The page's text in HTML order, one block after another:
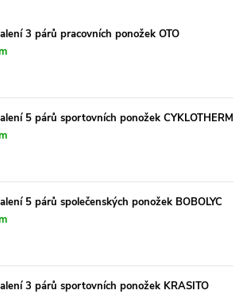
3 párů pracovních ponožek OTO
5 párů sportovních ponožek CYKLOTHERM
5 párů společenských ponožek BOBOLYC
3 párů sportovních ponožek KRASITO